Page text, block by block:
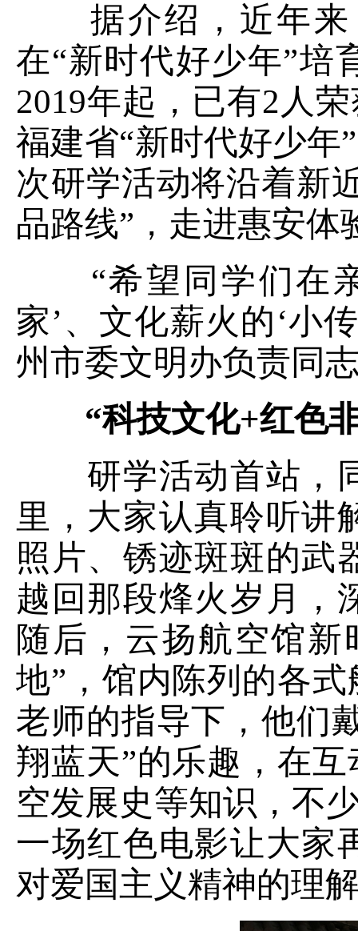
据介绍，近年来
在“新时代好少年”培
2019年起，已有2人
福建省“新时代好少年
次研学活动将沿着新
品路线”，走进惠安
“希望同学们在亲
家’、文化薪火的‘小
州市委文明办负责同
“科技文化+红色
研学活动首站，同
里，大家认真聆听讲
照片、锈迹斑斑的武
越回那段烽火岁月，
随后，云扬航空馆
地”，馆内陈列的各
老师的指导下，他们
翔蓝天”的乐趣，在
空发展史等知识，不
一场红色电影让大家
对爱国主义精神的理